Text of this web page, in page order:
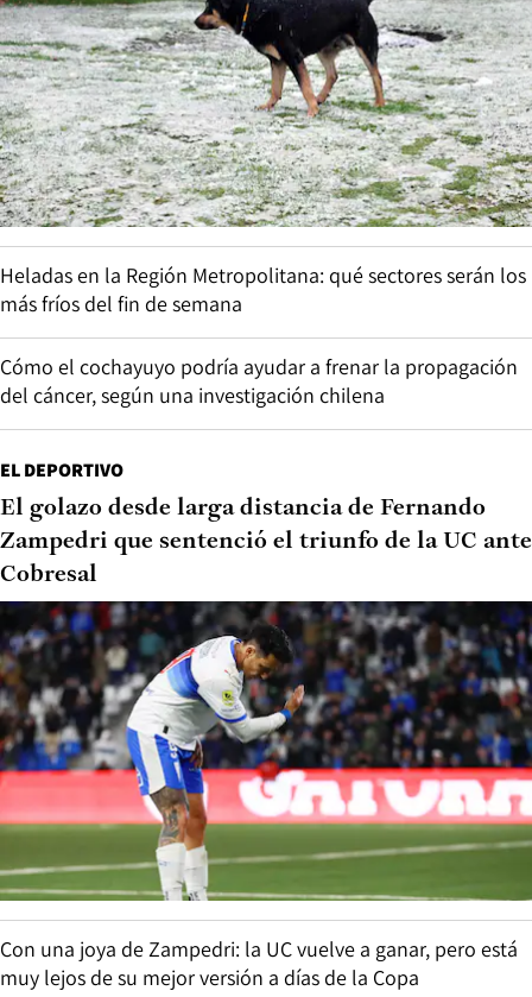
Heladas en la Región Metropolitana: qué sectores serán los
más fríos del fin de semana
Cómo el cochayuyo podría ayudar a frenar la propagación
del cáncer, según una investigación chilena
EL DEPORTIVO
El golazo desde larga distancia de Fernando
Zampedri que sentenció el triunfo de la UC ante
Cobresal
Con una joya de Zampedri: la UC vuelve a ganar, pero está
muy lejos de su mejor versión a días de la Copa